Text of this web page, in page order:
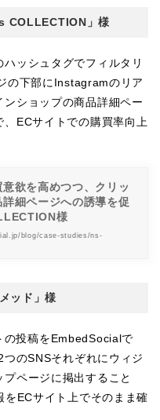
COLLECTION」様
ッシュタグでフィルタリ
の下部にInstagramのリア
ショップの商品詳細ペー
ECサイトでの購買率向上
欲を高めつつ、クリッ
細ページへの誘導を促
様
blog/case-studies/ns-
ッド」様
投稿をEmbedSocialで
のSNSそれぞれにウィジ
ページに掲出すること
をECサイト上でそのまま確